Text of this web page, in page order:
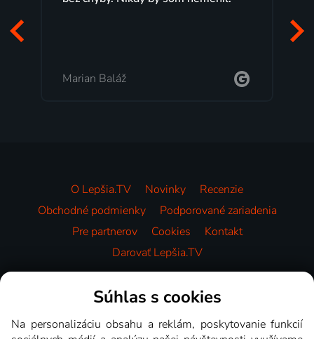
Marian Baláž
O Lepšia.TV Novinky
Recenzie
Obchodné podmienky
Podporované zariadenia
Pre partnerov
Cookies
Kontakt
Darovať Lepšia.TV
Videotéka
Súhlas s cookies
Na personalizáciu obsahu a reklám, poskytovanie funkcií